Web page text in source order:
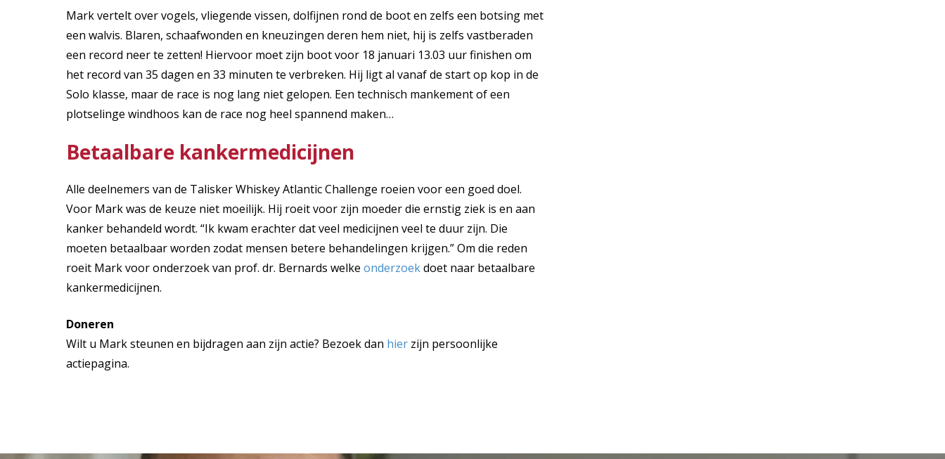
Mark vertelt over vogels, vliegende vissen, dolfijnen rond de boot en zelfs een botsing met
een walvis. Blaren, schaafwonden en kneuzingen deren hem niet, hij is zelfs vastberaden
een record neer te zetten! Hiervoor moet zijn boot voor 18 januari 13.03 uur finishen om
het record van 35 dagen en 33 minuten te verbreken. Hij ligt al vanaf de start op kop in de
Solo klasse, maar de race is nog lang niet gelopen. Een technisch mankement of een
plotselinge windhoos kan de race nog heel spannend maken…
Betaalbare kankermedicijnen
Alle deelnemers van de Talisker Whiskey Atlantic Challenge roeien voor een goed doel.
Voor Mark was de keuze niet moeilijk. Hij roeit voor zijn moeder die ernstig ziek is en aan
kanker behandeld wordt. “Ik kwam erachter dat veel medicijnen veel te duur zijn. Die
moeten betaalbaar worden zodat mensen betere behandelingen krijgen.” Om die reden
roeit Mark voor onderzoek van prof. dr. Bernards welke onderzoekdoet naar betaalbare
kankermedicijnen.
Doneren
Wilt u Mark steunen en bijdragen aan zijn actie? Bezoek dan hier zijn persoonlijke
actiepagina.